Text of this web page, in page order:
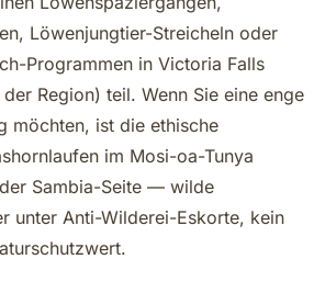
Löwenjungtier-Streicheln oder
Programmen in Victoria Falls
Region) teil. Wenn Sie eine enge
möchten, ist die ethische
im Mosi-oa-Tunya
Sambia-Seite — wilde
unter Anti-Wilderei-Eskorte, kein